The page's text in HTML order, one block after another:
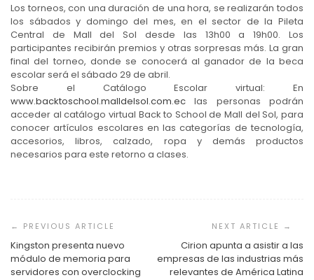
Los torneos, con una duración de una hora, se realizarán todos
los sábados y domingo del mes, en el sector de la Pileta
Central de Mall del Sol desde las 13h00 a 19h00. Los
participantes recibirán premios y otras sorpresas más. La gran
final del torneo, donde se conocerá al ganador de la beca
escolar será el sábado 29 de abril.
Sobre el Catálogo Escolar virtual: En
www.backtoschool.malldelsol.com.ec las personas podrán
acceder al catálogo virtual Back to School de Mall del Sol, para
conocer artículos escolares en las categorías de tecnología,
accesorios, libros, calzado, ropa y demás productos
necesarios para este retorno a clases.
de
entradas
Kingston presenta nuevo
módulo de memoria para
servidores con overclocking
Cirion apunta a asistir a las
empresas de las industrias más
relevantes de América Latina